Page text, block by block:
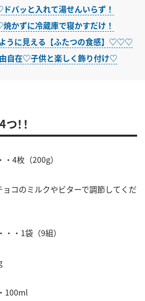
バッと入れて湯せんいらず！
かずに冷蔵庫で寝かすだけ！
うに見える【ふたつの食感】♡♡♡
自在♡子供と楽しく飾り付け♡
！！
4枚（200g）
コのミルクやビターで調節してくだ
・1袋（9組）
100ml